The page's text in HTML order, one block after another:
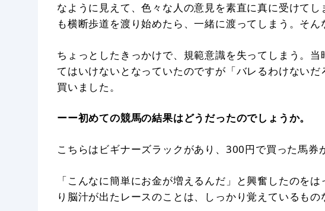
なように見えて、色々な人の意見を素直に真に受けて
も横断歩道を渡り始めたら、一緒に渡ってしまう。そん
ちょっとしたきっかけで、規範意識を失ってしまう。
てはいけないとなっていたのですが「バレるわけない
買いました。
ーー初めての競馬の結果はどうだったのでしょうか。
こちらはビギナーズラックがあり、300円で買った馬券
「こんなに簡単にお金が増えるんだ」と興奮したのを
り脳汁が出たレースのことは、しっかり覚えているもの